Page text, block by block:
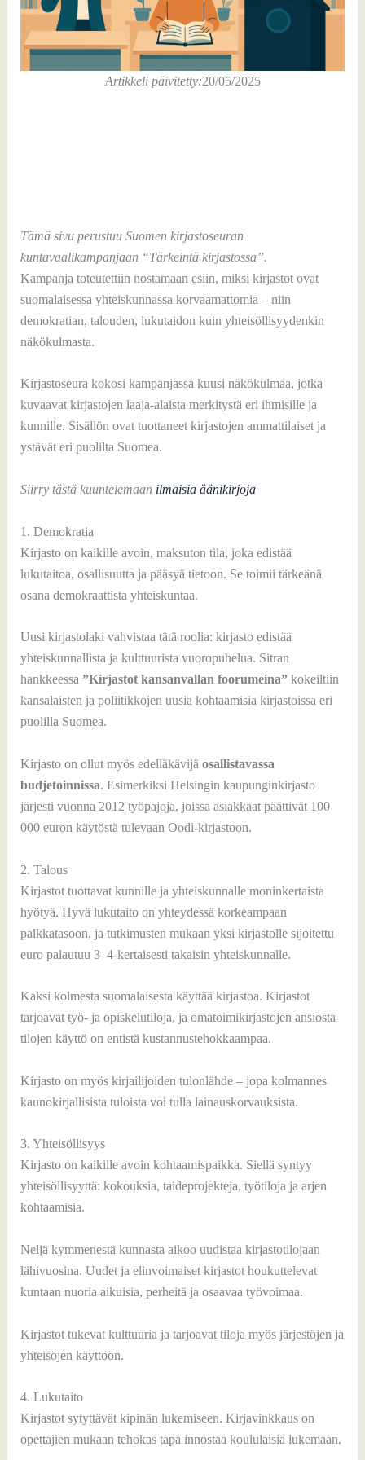
Artikkeli päivitetty:20/05/2025
Tämä sivu perustuu Suomen kirjastoseuran
kuntavaalikampanjaan “Tärkeintä kirjastossa”.
Kampanja toteutettiin nostamaan esiin, miksi kirjastot ovat
suomalaisessa yhteiskunnassa korvaamattomia – niin
demokratian, talouden, lukutaidon kuin yhteisöllisyydenkin
näkökulmasta.
Kirjastoseura kokosi kampanjassa kuusi näkökulmaa, jotka
kuvaavat kirjastojen laaja-alaista merkitystä eri ihmisille ja
kunnille. Sisällön ovat tuottaneet kirjastojen ammattilaiset ja
ystävät eri puolilta Suomea.
Siirry tästä kuuntelemaan ilmaisia äänikirjoja
1. Demokratia
Kirjasto on kaikille avoin, maksuton tila, joka edistää
lukutaitoa, osallisuutta ja pääsyä tietoon. Se toimii tärkeänä
osana demokraattista yhteiskuntaa.
Uusi kirjastolaki vahvistaa tätä roolia: kirjasto edistää
yhteiskunnallista ja kulttuurista vuoropuhelua. Sitran
hankkeessa ”Kirjastot kansanvallan foorumeina”kokeiltiin
kansalaisten ja poliitikkojen uusia kohtaamisia kirjastoissa eri
puolilla Suomea.
Kirjasto on ollut myös edelläkävijä osallistavassa
budjetoinnissa. Esimerkiksi Helsingin kaupunginkirjasto
järjesti vuonna 2012 työpajoja, joissa asiakkaat päättivät 100
000 euron käytöstä tulevaan Oodi-kirjastoon.
2. Talous
Kirjastot tuottavat kunnille ja yhteiskunnalle moninkertaista
hyötyä. Hyvä lukutaito on yhteydessä korkeampaan
palkkatasoon, ja tutkimusten mukaan yksi kirjastolle sijoitettu
euro palautuu 3–4-kertaisesti takaisin yhteiskunnalle.
Kaksi kolmesta suomalaisesta käyttää kirjastoa. Kirjastot
tarjoavat työ- ja opiskelutiloja, ja omatoimikirjastojen ansiosta
tilojen käyttö on entistä kustannustehokkaampaa.
Kirjasto on myös kirjailijoiden tulonlähde – jopa kolmannes
kaunokirjallisista tuloista voi tulla lainauskorvauksista.
3. Yhteisöllisyys
Kirjasto on kaikille avoin kohtaamispaikka. Siellä syntyy
yhteisöllisyyttä: kokouksia, taideprojekteja, työtiloja ja arjen
kohtaamisia.
Neljä kymmenestä kunnasta aikoo uudistaa kirjastotilojaan
lähivuosina. Uudet ja elinvoimaiset kirjastot houkuttelevat
kuntaan nuoria aikuisia, perheitä ja osaavaa työvoimaa.
Kirjastot tukevat kulttuuria ja tarjoavat tiloja myös järjestöjen ja
yhteisöjen käyttöön.
4. Lukutaito
Kirjastot sytyttävät kipinän lukemiseen. Kirjavinkkaus on
opettajien mukaan tehokas tapa innostaa koululaisia lukemaan.